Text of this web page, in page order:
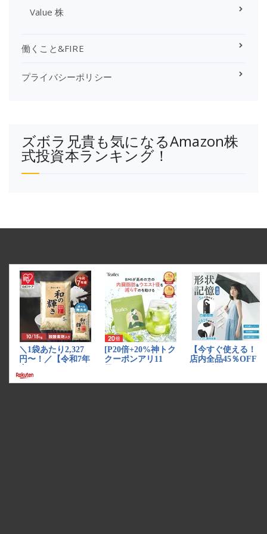
Value 株
働くこと&FIRE
プライバシーポリシー
ズボラ兄貴も気になるAmazon株
式投資本ランキング！